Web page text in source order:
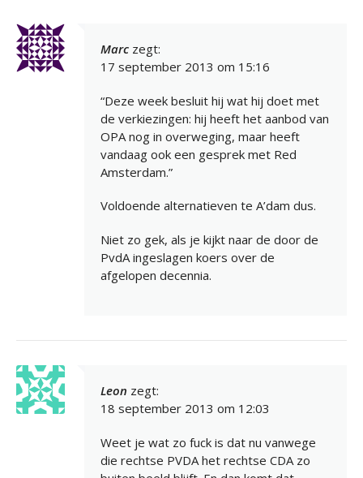
Marc zegt:
17 september 2013 om 15:16
“Deze week besluit hij wat hij doet met
de verkiezingen: hij heeft het aanbod van
OPA nog in overweging, maar heeft
vandaag ook een gesprek met Red
Amsterdam.”
Voldoende alternatieven te A’dam dus.
Niet zo gek, als je kijkt naar de door de
PvdA ingeslagen koers over de
afgelopen decennia.
Leon zegt:
18 september 2013 om 12:03
Weet je wat zo fuck is dat nu vanwege
die rechtse PVDA het rechtse CDA zo